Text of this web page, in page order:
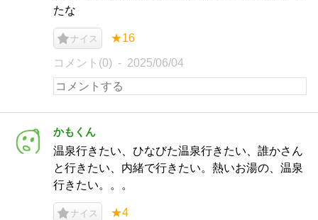
たな
ナイス ★16
コメント(0) 2025/06/04
かもくん
温泉行きたい、ひなびた温泉行きたい、誰かさん
と行きたい、内緒で行きたい。熱いお湯の、温泉
行きたい。。。
ナイス ★4